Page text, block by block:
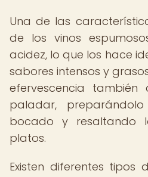
Una de las
de los vinos
acidez, lo que los hace
sabores intensos y
efervescencia
paladar,
bocado y resaltando
platos.
Existen diferentes tipos